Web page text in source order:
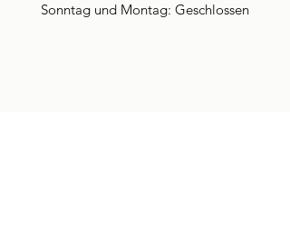
Sonntag und Montag: Geschlossen